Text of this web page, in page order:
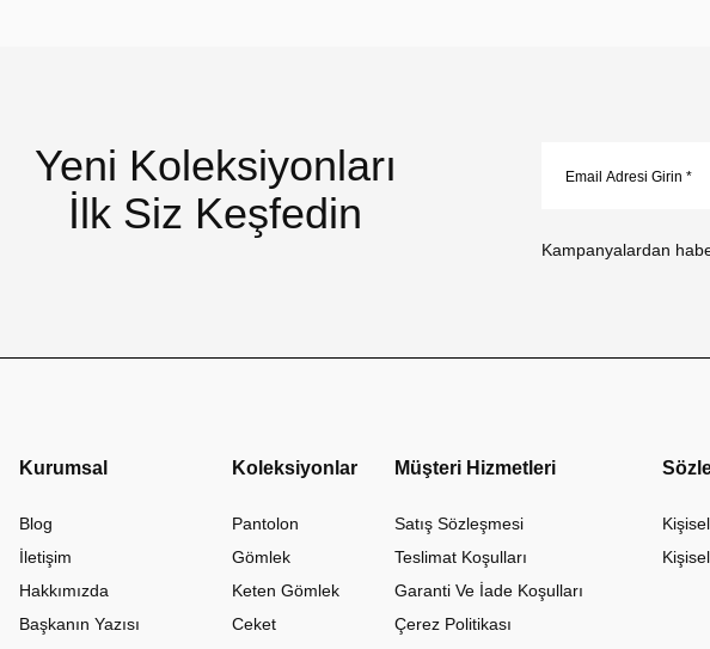
Yeni Koleksiyonları
İlk Siz Keşfedin
Kampanyalardan
Kurumsal
Blog
İletişim
Hakkımızda
Başkanın Yazısı
Koleksiyonlar
Pantolon
Gömlek
Keten Gömlek
Ceket
Müşteri Hizmetleri
Satış Sözleşmesi
Teslimat Koşulları
Garanti Ve İade Koşulları
Çerez Politikası